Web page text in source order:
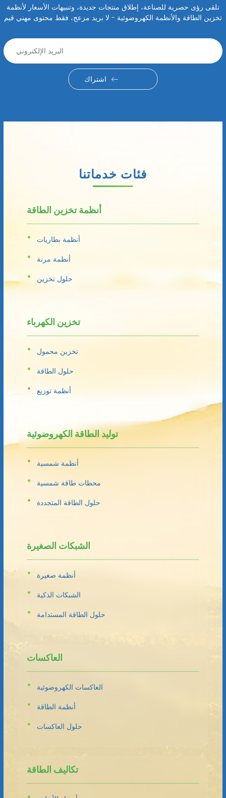
تلقى رؤى حصرية للصناعة، إطلاق منتجات جديدة، وتنبيهات الأسعار لأنظمة
تخزين الطاقة والأنظمة الكهروضوئية - لا بريد مزعج، فقط محتوى مهني قيم
اشتراك
فئات خدماتنا
أنظمة تخزين الطاقة
أنظمة بطاريات
أنظمة مرنة
حلول تخزين
تخزين الكهرباء
تخزين محمول
حلول الطاقة
أنظمة توزيع
توليد الطاقة الكهروضوئية
أنظمة شمسية
محطات طاقة شمسية
حلول الطاقة المتجددة
الشبكات الصغيرة
أنظمة صغيرة
الشبكات الذكية
حلول الطاقة المستدامة
العاكسات
العاكسات الكهروضوئية
أنظمة الطاقة
حلول العاكسات
تكاليف الطاقة